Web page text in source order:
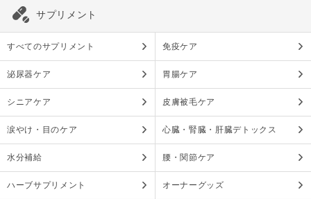
サプリメント
すべてのサプリメント 免疫ケア
泌尿器ケア 胃腸ケア
シニアケア 皮膚被毛ケア
涙やけ・目のケア 心臓・腎臓・肝臓デトックス
水分補給 腰・関節ケア
ハーブサプリメント オーナーグッズ